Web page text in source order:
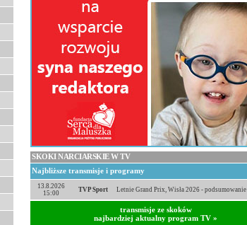
SKOKI NARCIARSKIE W TV
Najbliższe transmisje i programy
13.8.2026
15:00
TVP Sport Letnie Grand Prix, Wisła 2026 - podsumowanie
transmisje ze skoków
najbardziej aktualny program TV »